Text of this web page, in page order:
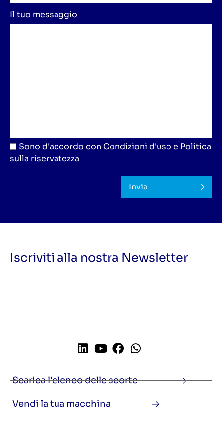
Il tuo messaggio
Sono d'accordo con Condizioni d'uso e Politica
sulla riservatezza
Invia
Iscriviti alla nostra Newsletter
Scarica l'elenco delle scorte
Vendi la tua macchina